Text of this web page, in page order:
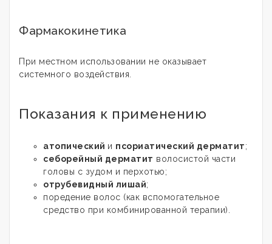
Фармакокинетика
При местном использовании не оказывает
системного воздействия.
Показания к применению
атопический и псориатический дерматит;
себорейный дерматит волосистой части
головы с зудом и перхотью;
отрубевидный лишай;
поредение волос (как вспомогательное
средство при комбинированной терапии).